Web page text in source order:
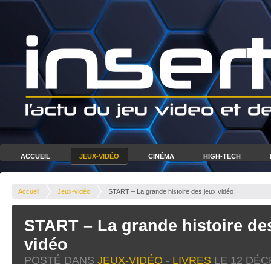
ACCUEIL JEUX-VIDÉO CINÉMA HIGH-TECH
Accueil Jeux-vidéo START – La grande histoire des jeux vidéo
START – La grande histoire
vidéo
POSTÉ DANS JEUX-VIDÉO - LIVRES LE 12